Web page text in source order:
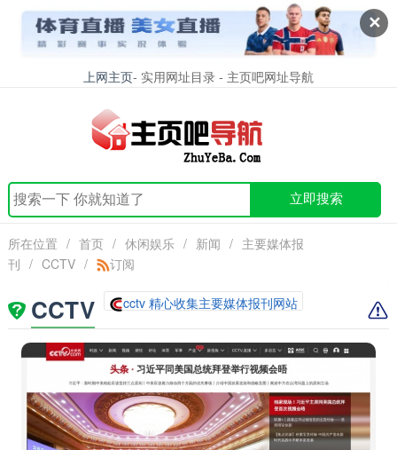
✕
上网主页- 实用网址目录 - 主页吧网址导航
立即搜索
所在位置 / 首页 / 休闲娱乐 / 新闻 / 主要媒体报
刊 / CCTV / 订阅
CCTV cctv 精心收集主要媒体报刊网站